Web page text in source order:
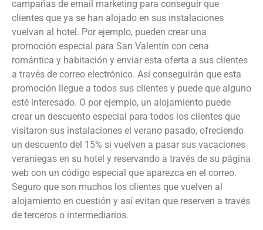
campañas de email marketing para conseguir que
clientes que ya se han alojado en sus instalaciones
vuelvan al hotel. Por ejemplo, pueden crear una
promoción especial para San Valentín con cena
romántica y habitación y enviar esta oferta a sus clientes
a través de correo electrónico. Así conseguirán que esta
promoción llegue a todos sus clientes y puede que alguno
esté interesado. O por ejemplo, un alojamiento puede
crear un descuento especial para todos los clientes que
visitaron sus instalaciones el verano pasado, ofreciendo
un descuento del 15% si vuelven a pasar sus vacaciones
veraniegas en su hotel y reservando a través de su página
web con un código especial que aparezca en el correo.
Seguro que son muchos los clientes que vuelven al
alojamiento en cuestión y así evitan que reserven a través
de terceros o intermediarios.